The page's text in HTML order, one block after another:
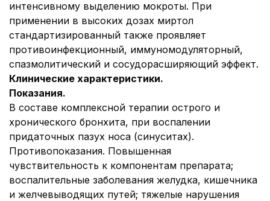
интенсивному выделению мокроты. При
применении в высоких дозах миртол
стандартизированный также проявляет
противоинфекционный, иммуномодуляторный,
спазмолитический и сосудорасширяющий эффект.
Клинические характеристики.
Показания.
В составе комплексной терапии острого и
хронического бронхита, при воспалении
придаточных пазух носа (синуситах).
Противопоказания. Повышенная
чувствительность к компонентам препарата;
воспалительные заболевания желудка, кишечника
и желчевыводящих путей; тяжелые нарушения